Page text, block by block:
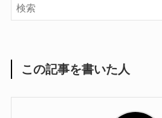
この記事を書いた人